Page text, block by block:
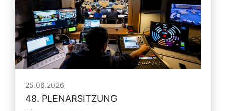
25.06.2026
48. PLENARSITZUNG